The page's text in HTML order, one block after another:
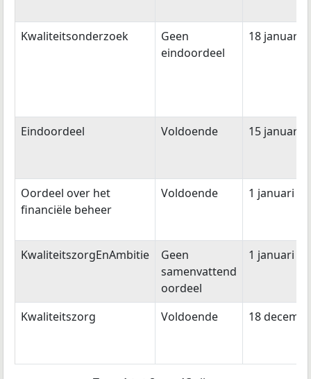
Kwaliteitsonderzoek
Geen
eindoordeel
18 januari
Eindoordeel Voldoende 15 januari
Oordeel over het
financiële beheer
Voldoende 1 januari
KwaliteitszorgEnAmbitie
Geen
samenvattend
oordeel
1 januari
Kwaliteitszorg Voldoende 18